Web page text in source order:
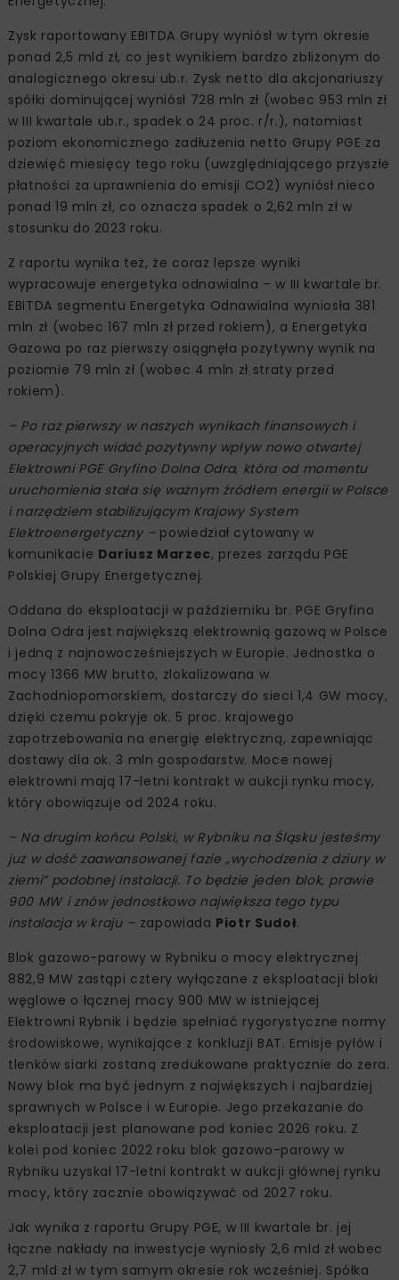
Zysk raportowany EBITDA Grupy wyniósł w tym okresie
ponad 2,5 mld zł, co jest wynikiem bardzo zbliżonym do
analogicznego okresu ub.r. Zysk netto dla akcjonariuszy
spółki dominującej wyniósł 728 mln zł (wobec 953 mln zł
w III kwartale ub.r., spadek o 24 proc. r/r.), natomiast
poziom ekonomicznego zadłużenia netto Grupy PGE za
dziewięć miesięcy tego roku (uwzględniającego przyszłe
płatności za uprawnienia do emisji CO2) wyniósł nieco
ponad 19 mln zł, co oznacza spadek o 2,62 mln zł w
stosunku do 2023 roku.
Z raportu wynika też, że coraz lepsze wyniki
wypracowuje energetyka odnawialna – w III kwartale br.
EBITDA segmentu Energetyka Odnawialna wyniosła 381
mln zł (wobec 167 mln zł przed rokiem), a Energetyka
Gazowa po raz pierwszy osiągnęła pozytywny wynik na
poziomie 79 mln zł (wobec 4 mln zł straty przed
rokiem).
– Po raz pierwszy w naszych wynikach finansowych i
operacyjnych widać pozytywny wpływ nowo otwartej
Elektrowni PGE Gryfino Dolna Odra, która od momentu
uruchomienia stała się ważnym źródłem energii w Polsce
i narzędziem stabilizującym Krajowy System
Elektroenergetyczny –powiedział cytowany w
komunikacie Dariusz Marzec, prezes zarządu PGE
Polskiej Grupy Energetycznej.
Oddana do eksploatacji w październiku br. PGE Gryfino
Dolna Odra jest największą elektrownią gazową w Polsce
i jedną z najnowocześniejszych w Europie. Jednostka o
mocy 1366 MW brutto, zlokalizowana w
Zachodniopomorskiem, dostarczy do sieci 1,4 GW mocy,
dzięki czemu pokryje ok. 5 proc. krajowego
zapotrzebowania na energię elektryczną, zapewniając
dostawy dla ok. 3 mln gospodarstw. Moce nowej
elektrowni mają 17-letni kontrakt w aukcji rynku mocy,
który obowiązuje od 2024 roku.
– Na drugim końcu Polski, w Rybniku na Śląsku jesteśmy
już w dość zaawansowanej fazie „wychodzenia z dziury w
ziemi” podobnej instalacji. To będzie jeden blok, prawie
900 MW i znów jednostkowo największa tego typu
instalacja w kraju – zapowiada Piotr Sudoł.
Blok gazowo-parowy w Rybniku o mocy elektrycznej
882,9 MW zastąpi cztery wyłączane z eksploatacji bloki
węglowe o łącznej mocy 900 MW w istniejącej
Elektrowni Rybnik i będzie spełniać rygorystyczne normy
środowiskowe, wynikające z konkluzji BAT. Emisje pyłów i
tlenków siarki zostaną zredukowane praktycznie do zera.
Nowy blok ma być jednym z największych i najbardziej
sprawnych w Polsce i w Europie. Jego przekazanie do
eksploatacji jest planowane pod koniec 2026 roku. Z
kolei pod koniec 2022 roku blok gazowo-parowy w
Rybniku uzyskał 17-letni kontrakt w aukcji głównej rynku
mocy, który zacznie obowiązywać od 2027 roku.
Jak wynika z raportu Grupy PGE, w III kwartale br. jej
łączne nakłady na inwestycje wyniosły 2,6 mld zł wobec
2,7 mld zł w tym samym okresie rok wcześniej. Spółka